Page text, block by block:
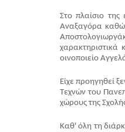
Στο πλαίσιο
Αναξαγόρα
οινοποιείο
Είχε προηγηθεί
Τεχνών του
χώρους της
Καθ' όλη τη